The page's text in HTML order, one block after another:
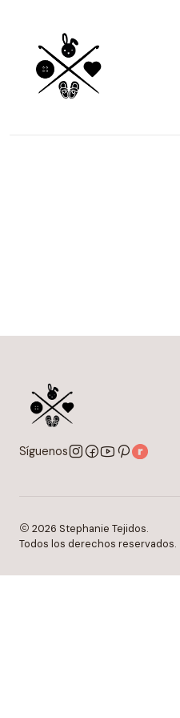
Síguenos
2026 Stephanie Tejidos.
Todos los derechos reservados.